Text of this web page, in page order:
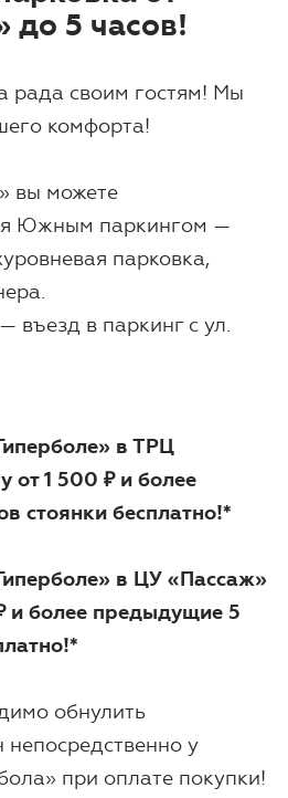
до 5 часов!
рада своим гостям! Мы
комфорта!
вы можете
Южным паркингом —
парковка,
въезд в паркинг с ул.
в ТРЦ
от 1 500 ₽ и более
стоянки бесплатно!*
в ЦУ «Пассаж»
и более предыдущие 5
*
обнулить
у
при оплате покупки!